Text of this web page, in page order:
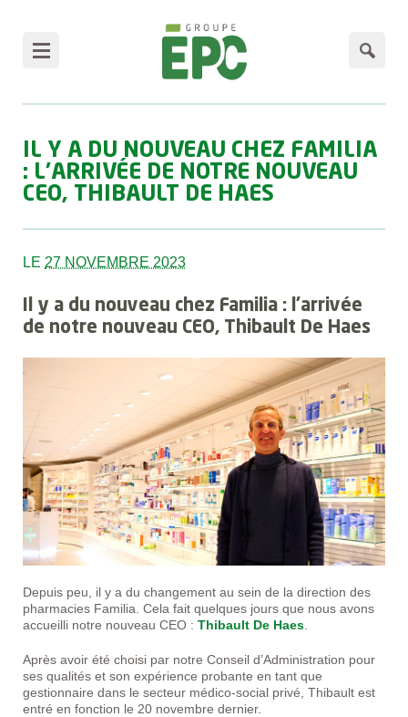
IL Y A DU NOUVEAU CHEZ FAMILIA
: L'ARRIVÉE DE NOTRE NOUVEAU
CEO, THIBAULT DE HAES
LE 27 NOVEMBRE 2023
Il y a du nouveau chez Familia : l'arrivée
de notre nouveau CEO, Thibault De Haes
Depuis peu, il y a du changement au sein de la direction des
pharmacies Familia. Cela fait quelques jours que nous avons
accueilli notre nouveau CEO : Thibault De Haes
Après avoir été choisi par notre Conseil d’Administration pour
ses qualités et son expérience probante en tant que
gestionnaire dans le secteur médico-social privé, Thibault est
entré en fonction le 20 novembre dernier.